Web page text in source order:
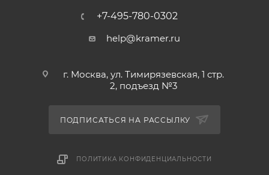
+7-495-780-0302
help@kramer.ru
г. Москва, ул. Тимирязевская, 1 стр.
2, подъезд №3
ПОДПИСАТЬСЯ НА РАССЫЛКУ
ПОЛИТИКА КОНФИДЕНЦИАЛЬНОСТИ